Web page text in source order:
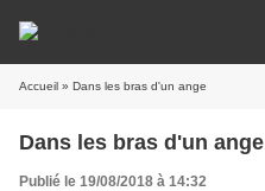
Accueil » Dans les bras d'un ange
Dans les bras d'un ange
Publié le 19/08/2018 à 14:32